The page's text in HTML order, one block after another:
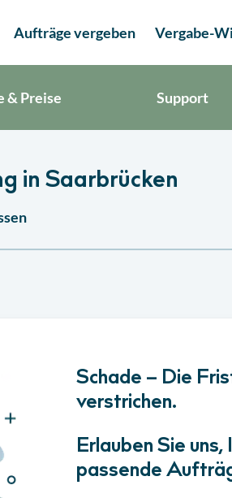
Aufträge vergeben Vergabe-
& Preise Support
in Saarbrücken
Schade – Die
verstrichen.
Erlauben Sie
passende